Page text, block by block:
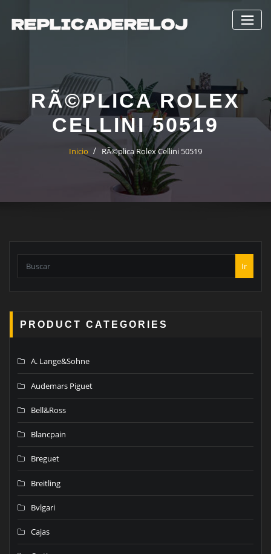
contenido
RÃ©PLICA ROLEX
CELLINI 50519
Inicio RÃ©plica Rolex Cellini 50519
Ir
PRODUCT CATEGORIES
A. Lange&Sohne
Audemars Piguet
Bell&Ross
Blancpain
Breguet
Breitling
Bvlgari
Cajas